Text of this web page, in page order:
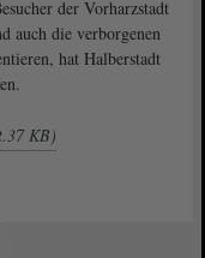
der Vorharzstadt
auch die verborgenen
hat Halberstadt
KB)